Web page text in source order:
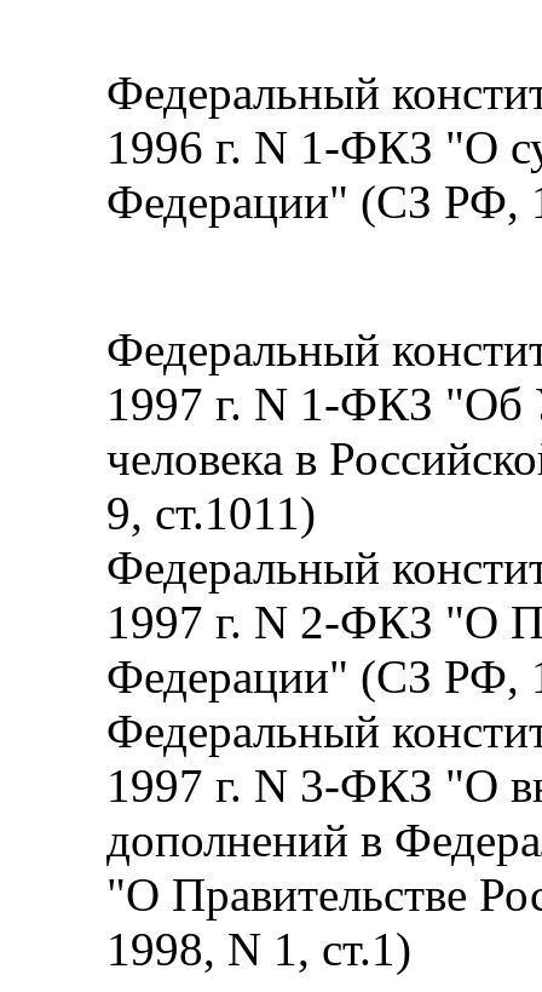
Федеральный
1996 г. N 1-ФКЗ "О
Федерации" (СЗ РФ,
Федеральный
1997 г. N 1-ФКЗ "Об
человека в
9, ст.1011)
Федеральный
1997 г. N 2-ФКЗ "О
Федерации" (СЗ РФ,
Федеральный
1997 г. N 3-ФКЗ "О
дополнений в
"О Правительстве
1998, N 1, ст.1)